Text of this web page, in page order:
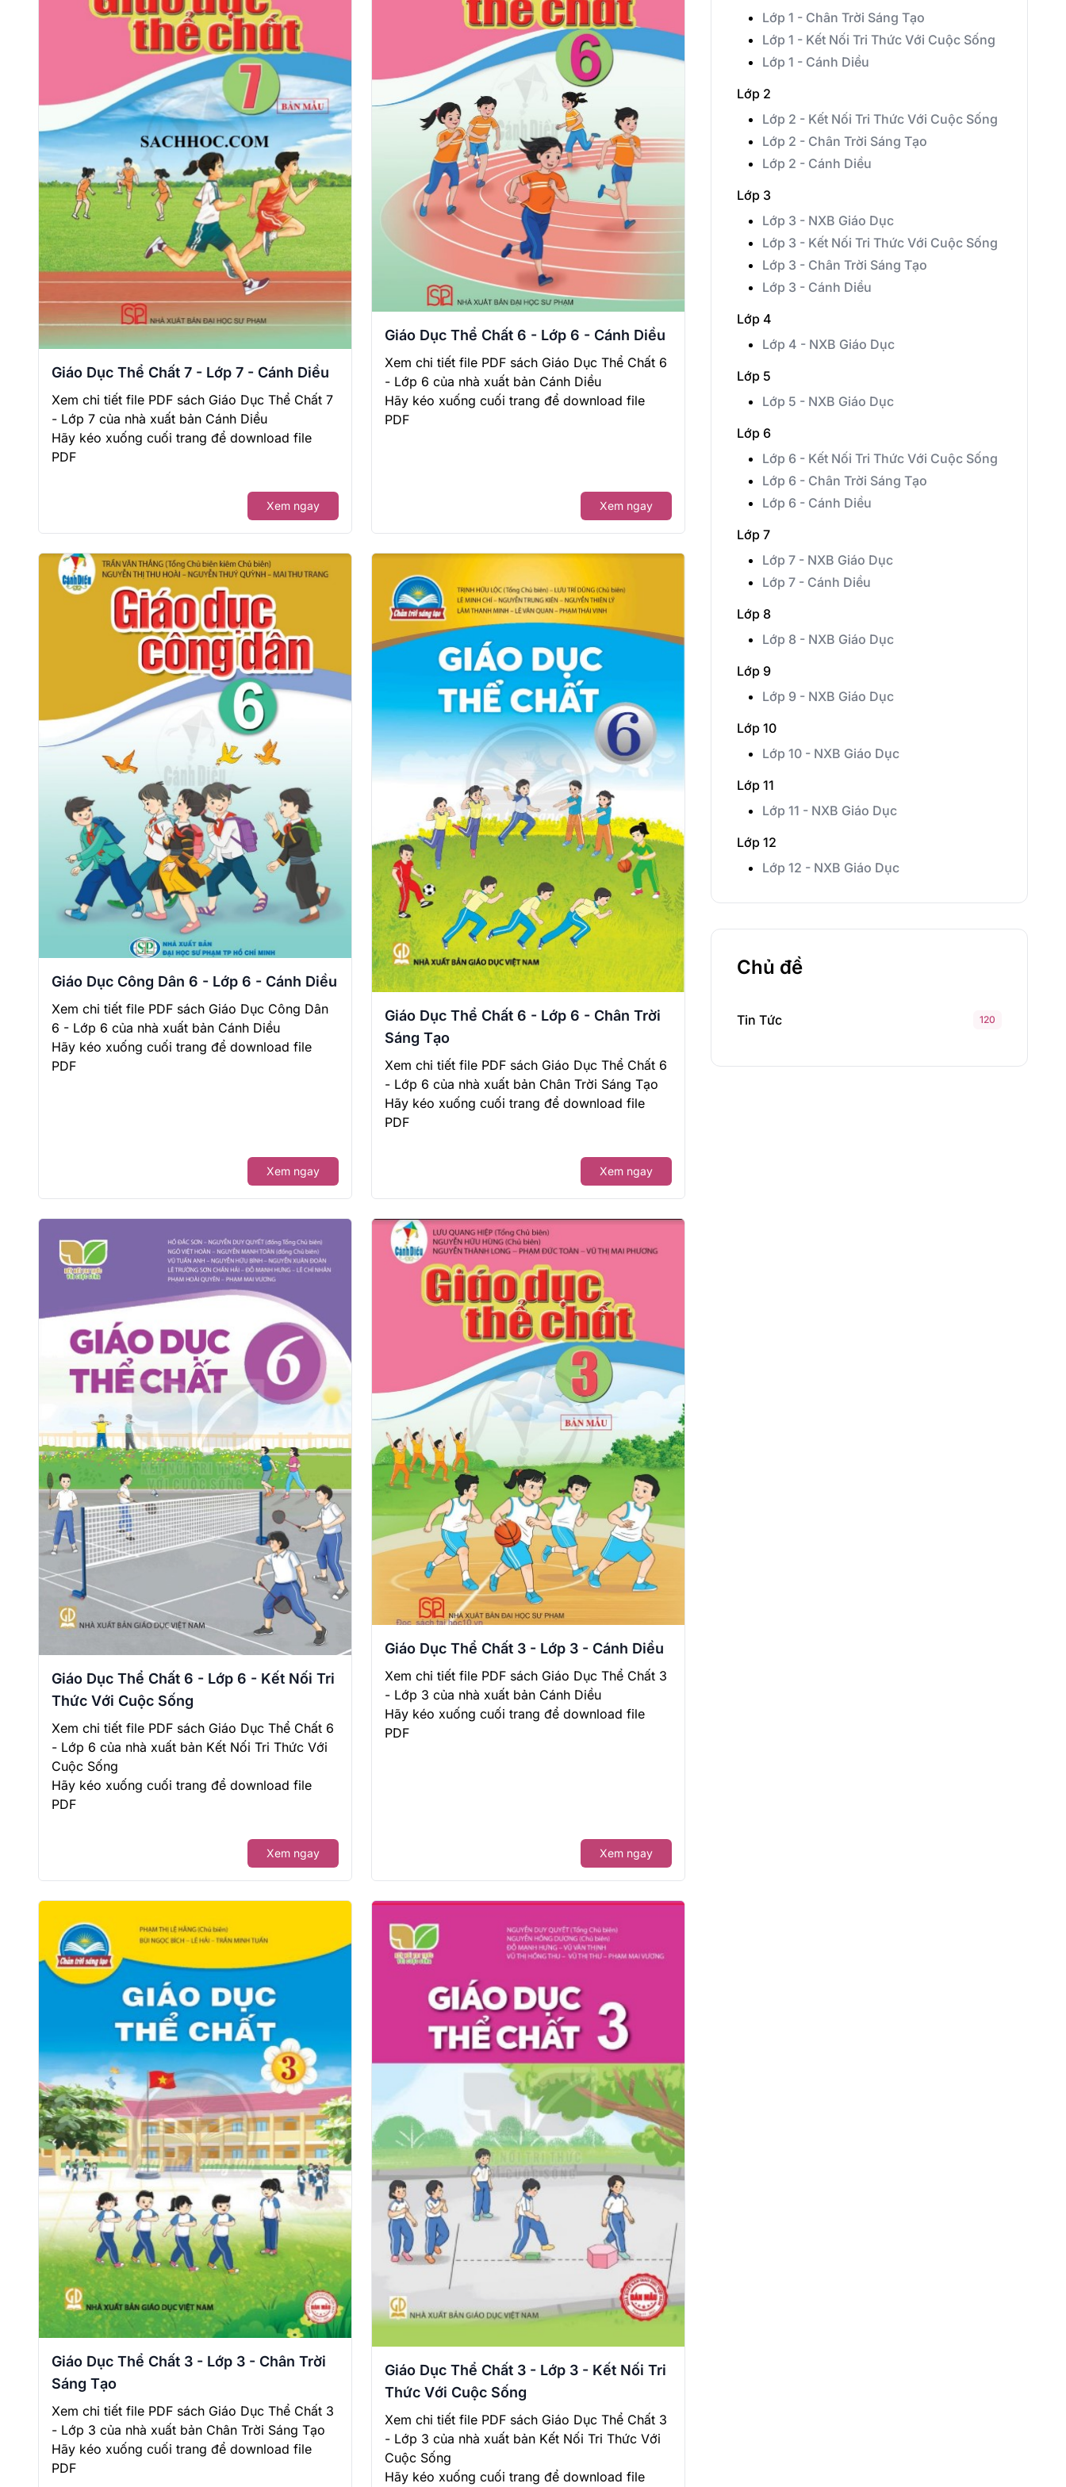
Giáo Dục Thể Chất 7 - Lớp 7 - Cánh Diều
Xem chi tiết file PDF sách Giáo Dục Thể Chất 7
- Lớp 7 của nhà xuất bản Cánh Diều
Hãy kéo xuống cuối trang để download file
PDF
Xem ngay
Giáo Dục Thể Chất 6 - Lớp 6 - Cánh Diều
Xem chi tiết file PDF sách Giáo Dục Thể Chất 6
- Lớp 6 của nhà xuất bản Cánh Diều
Hãy kéo xuống cuối trang để download file
PDF
Xem ngay
Giáo Dục Công Dân 6 - Lớp 6 - Cánh Diều
Xem chi tiết file PDF sách Giáo Dục Công Dân
6 - Lớp 6 của nhà xuất bản Cánh Diều
Hãy kéo xuống cuối trang để download file
PDF
Xem ngay
Giáo Dục Thể Chất 6 - Lớp 6 - Chân Trời
Sáng Tạo
Xem chi tiết file PDF sách Giáo Dục Thể Chất 6
- Lớp 6 của nhà xuất bản Chân Trời Sáng Tạo
Hãy kéo xuống cuối trang để download file
PDF
Xem ngay
Giáo Dục Thể Chất 6 - Lớp 6 - Kết Nối Tri
Thức Với Cuộc Sống
Xem chi tiết file PDF sách Giáo Dục Thể Chất 6
- Lớp 6 của nhà xuất bản Kết Nối Tri Thức Với
Cuộc Sống
Hãy kéo xuống cuối trang để download file
PDF
Xem ngay
Giáo Dục Thể Chất 3 - Lớp 3 - Cánh Diều
Xem chi tiết file PDF sách Giáo Dục Thể Chất 3
- Lớp 3 của nhà xuất bản Cánh Diều
Hãy kéo xuống cuối trang để download file
PDF
Xem ngay
Giáo Dục Thể Chất 3 - Lớp 3 - Chân Trời
Sáng Tạo
Xem chi tiết file PDF sách Giáo Dục Thể Chất 3
- Lớp 3 của nhà xuất bản Chân Trời Sáng Tạo
Hãy kéo xuống cuối trang để download file
PDF
Giáo Dục Thể Chất 3 - Lớp 3 - Kết Nối Tri
Thức Với Cuộc Sống
Xem chi tiết file PDF sách Giáo Dục Thể Chất 3
- Lớp 3 của nhà xuất bản Kết Nối Tri Thức Với
Cuộc Sống
Hãy kéo xuống cuối trang để download file
Lớp 1 - Chân Trời Sáng Tạo
Lớp 1 - Kết Nối Tri Thức Với Cuộc Sống
Lớp 1 - Cánh Diều
Lớp 2
Lớp 2 - Kết Nối Tri Thức Với Cuộc Sống
Lớp 2 - Chân Trời Sáng Tạo
Lớp 2 - Cánh Diều
Lớp 3
Lớp 3 - NXB Giáo Dục
Lớp 3 - Kết Nối Tri Thức Với Cuộc Sống
Lớp 3 - Chân Trời Sáng Tạo
Lớp 3 - Cánh Diều
Lớp 4
Lớp 4 - NXB Giáo Dục
Lớp 5
Lớp 5 - NXB Giáo Dục
Lớp 6
Lớp 6 - Kết Nối Tri Thức Với Cuộc Sống
Lớp 6 - Chân Trời Sáng Tạo
Lớp 6 - Cánh Diều
Lớp 7
Lớp 7 - NXB Giáo Dục
Lớp 7 - Cánh Diều
Lớp 8
Lớp 8 - NXB Giáo Dục
Lớp 9
Lớp 9 - NXB Giáo Dục
Lớp 10
Lớp 10 - NXB Giáo Dục
Lớp 11
Lớp 11 - NXB Giáo Dục
Lớp 12
Lớp 12 - NXB Giáo Dục
Chủ đề
Tin Tức 120